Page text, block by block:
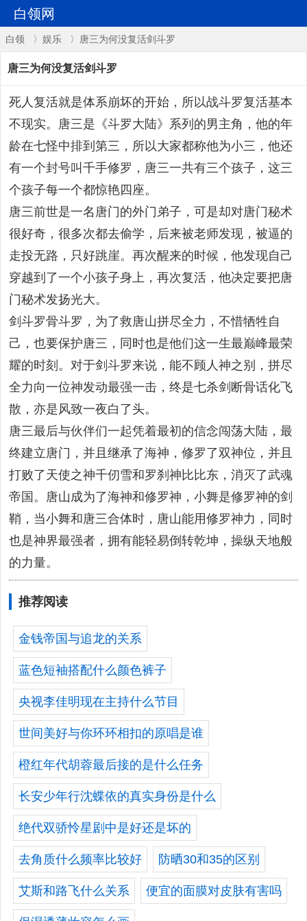
白领网
白领 〉 娱乐 〉唐三为何没复活剑斗罗
唐三为何没复活剑斗罗
死人复活就是体系崩坏的开始，所以战斗罗复活基本
不现实。唐三是《斗罗大陆》系列的男主角，他的年
龄在七怪中排到第三，所以大家都称他为小三，他还
有一个封号叫千手修罗，唐三一共有三个孩子，这三
个孩子每一个都惊艳四座。
唐三前世是一名唐门的外门弟子，可是却对唐门秘术
很好奇，很多次都去偷学，后来被老师发现，被逼的
走投无路，只好跳崖。再次醒来的时候，他发现自己
穿越到了一个小孩子身上，再次复活，他决定要把唐
门秘术发扬光大。
剑斗罗骨斗罗，为了救唐山拼尽全力，不惜牺牲自
己，也要保护唐三，同时也是他们这一生最巅峰最荣
耀的时刻。对于剑斗罗来说，能不顾人神之别，拼尽
全力向一位神发动最强一击，终是七杀剑断骨话化飞
散，亦是风致一夜白了头。
唐三最后与伙伴们一起凭着最初的信念闯荡大陆，最
终建立唐门，并且继承了海神，修罗了双神位，并且
打败了天使之神千仞雪和罗刹神比比东，消灭了武魂
帝国。唐山成为了海神和修罗神，小舞是修罗神的剑
鞘，当小舞和唐三合体时，唐山能用修罗神力，同时
也是神界最强者，拥有能轻易倒转乾坤，操纵天地般
的力量。
推荐阅读
金钱帝国与追龙的关系
蓝色短袖搭配什么颜色裤子
央视李佳明现在主持什么节目
世间美好与你环环相扣的原唱是谁
橙红年代胡蓉最后接的是什么任务
长安少年行沈蝶依的真实身份是什么
绝代双骄怜星剧中是好还是坏的
去角质什么频率比较好 防晒30和35的区别
艾斯和路飞什么关系 便宜的面膜对皮肤有害吗